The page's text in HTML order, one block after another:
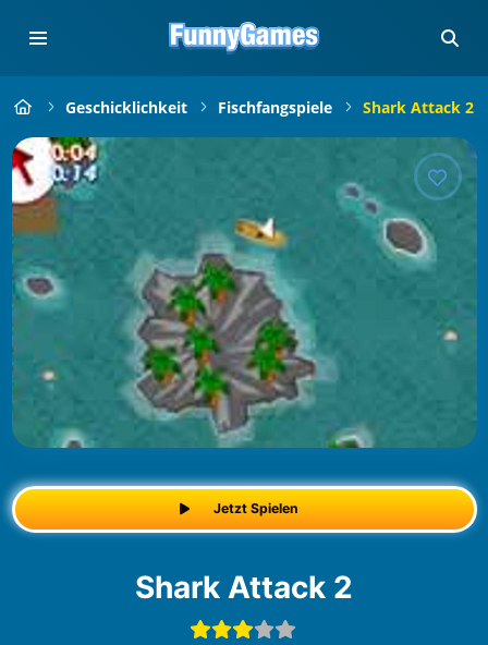
Geschicklichkeit Fischfangspiele Shark Attack 2
Jetzt Spielen
Shark Attack 2